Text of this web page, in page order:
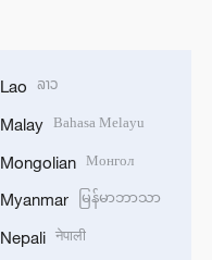
Lao ລາວ
Malay Bahasa Melayu
Mongolian Монгол
Myanmar မြန်မာဘာသာ
Nepali नेपाली